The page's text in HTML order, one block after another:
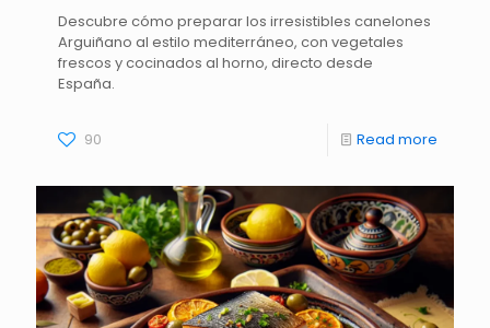
Descubre cómo preparar los irresistibles canelones
Arguiñano al estilo mediterráneo, con vegetales
frescos y cocinados al horno, directo desde
España.
90 Read more